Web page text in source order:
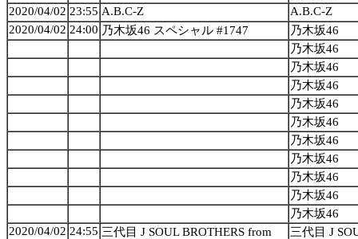
2020/04/02 23:55 A.B.C-Z
A.B.C-Z
2020/04/02 24:00 乃木坂46 スペシャル #1747
乃木坂46
乃木坂46
乃木坂46
乃木坂46
乃木坂46
乃木坂46
乃木坂46
乃木坂46
乃木坂46
乃木坂46
乃木坂46
2020/04/02 24:55 三代目 J SOUL BROTHERS from
三代目 J